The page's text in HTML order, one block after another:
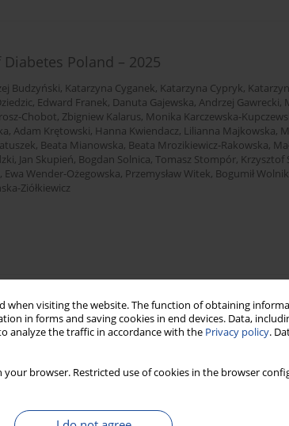
when visiting the website. The function of obtaining
in forms and saving cookies in end devices. Data,
analyze the traffic in accordance with the Privacy policy.
your browser. Restricted use of cookies in the browser
Poland – 2025
Budzyński, Katarzyna Cyganek, Katarzyna Cypryk,
, Edward Franek, Danuta Gajewska, Andrzej Gawrecki,
Chobot, Zbigniew Kalarus, Monika Karczewska-
, Adam Krętowski, Hanna Kwiendacz, Lilianna Majkowska,
, Beata Mianowska, Beata Mrozikiewicz-Rakowska,
, Jan Skupień, Bogdan Solnica, Tomasz Stompór, Krzysztof
, Ewa Wender-Ożegowska, Przemysław Witek, Bogumił Wolnik
Ziółkiewicz
Poland – 2024
Borys Katarzyna
Przemysława Jarosz-Chobot,Zbigniew Kalarus,Monika
,Jacek Sieradzki,Jan Skupień